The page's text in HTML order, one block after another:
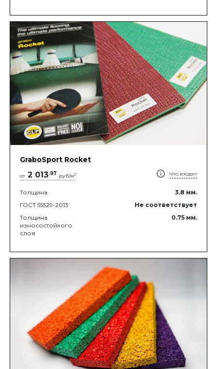
GraboSport Rocket
от 2 013.97 руб/м2 Что входит
Толщина 3.8 мм.
ГОСТ 55529-2013
Не соответствует
Толщина
износостойкого
слоя
0.75 мм.